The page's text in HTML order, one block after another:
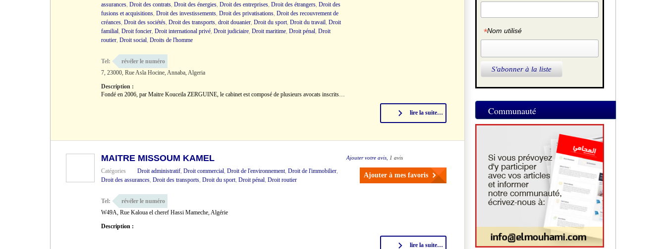
assurances, Droit des contrats, Droit des énergies, Droit des entreprises, Droit des étrangers, Droit des
fusions et acquisitions, Droit des investissements, Droit des privatisations, Droit des recouvrement de
créances, Droit des sociétés, Droit des transports, droit douanier, Droit du sport, Droit du travail, Droit
familial, Droit foncier, Droit international privé, Droit judiciaire, Droit maritime, Droit pénal, Droit
routier, Droit social, Droits de l'homme
Tel:
révéler le numéro
7, 23000, Rue Asla Hocine, Annaba, Algeria
Description :
Fondé en 2006, par Maitre Kouceila ZERGUINE, le cabinet est composé de plusieurs avocats inscrits…
lire la suite…
Ajouter votre avis , 1 avis
MAITRE MISSOUM KAMEL
Catégories Droit administratif, Droit commercial, Droit de l'environnement, Droit de l'immobilier,
Droit des assurances, Droit des transports, Droit du sport, Droit pénal, Droit routier
Ajouter à mes favoris
Tel:
révéler le numéro
W49A, Rue Kaloua el cheref Hassi Mameche, Algérie
Description :
lire la suite…
*Nom utilisé
Communauté